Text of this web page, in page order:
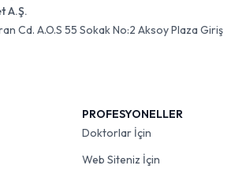
A.Ş.
Cd. A.O.S 55 Sokak No:2 Aksoy Plaza Giriş
PROFESYONELLER
Doktorlar İçin
Web Siteniz İçin